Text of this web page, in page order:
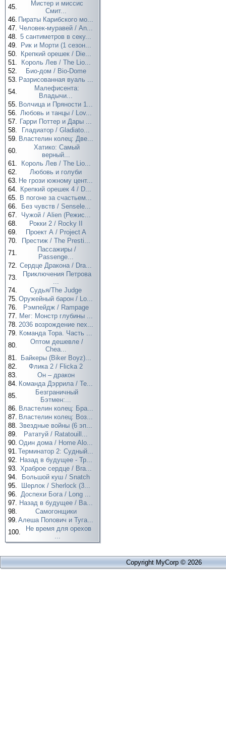
45.
Мистер и миссис
Смит...
46. Пираты Карибского мо...
47. Человек-муравей / An...
48. 5 сантиметров в секу...
49.
Рик и Морти (1 сезон...
50.
Крепкий орешек / Die...
51.
Король Лев / The Lio...
52.
Био-дом / Bio-Dome
53. Разрисованная вуаль ...
54.
Малефисента:
Владычи...
55. Волчица и Пряности 1...
56. Любовь и танцы / Lov...
57. Гарри Поттер и Дары ...
58.
Гладиатор / Gladiato...
59. Властелин колец: Две...
60.
Хатико: Самый
верный...
61.
Король Лев / The Lio...
62.
Любовь и голуби
63. Не грози южному цент...
64. Крепкий орешек 4 / D...
65. В погоне за счастьем...
66.
Без чувств / Sensele...
67.
Чужой / Alien (Режис...
68.
Рокки 2 / Rocky II
69.
Проект А / Project A
70.
Престиж / The Presti...
71.
Пассажиры /
Passenge...
72. Сердце Дракона / Dra...
73.
Приключения Петрова
...
74.
Судья/The Judge
75. Оружейный барон / Lo...
76.
Рэмпейдж / Rampage
77. Мег: Монстр глубины ...
78. 2036 возрождение nex...
79. Команда Тора. Часть ...
80.
Оптом дешевле /
Chea...
81.
Байкеры (Biker Boyz)...
82.
Флика 2 / Flicka 2
83.
Он – дракон
84. Команда Дэррила / Te...
85.
Безграничный
Бэтмен:...
86. Властелин колец: Бра...
87. Властелин колец: Воз...
88. Звездные войны (6 эп...
89.
Рататуй / Ratatouill...
90. Один дома / Home Alo...
91. Терминатор 2: Судный...
92. Назад в будущее - Тр...
93. Храброе сердце / Bra...
94.
Большой куш / Snatch
95.
Шерлок / Sherlock (3...
96. Доспехи Бога / Long ...
97. Назад в будущее / Ba...
98.
Самогонщики
99. Алеша Попович и Туга...
100.
Не время для орехов
...
Copyright MyCorp © 2026